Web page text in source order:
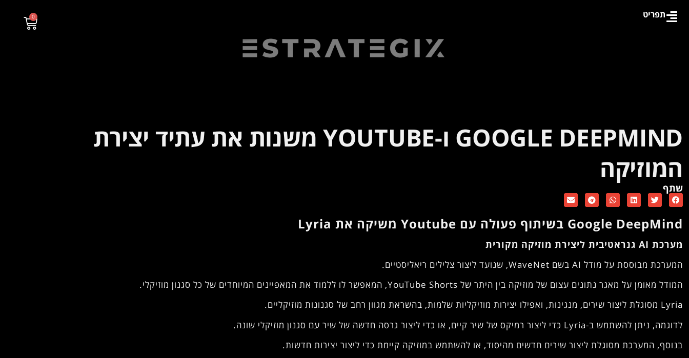
תפריט 0
GOOGLE DEEPMIND ו-YOUTUBE משנות את עתיד יצירת
המוזיקה
שתף
Google DeepMind בשיתוף פעולה עם Youtube משיקה את Lyria
מערכת AI גנראטיבית ליצירת מוזיקה מקורית
המערכת מבוססת על מודל AI בשם WaveNet, שנועד ליצור צלילים ריאליסטיים.
המודל מאומן על מאגר נתונים עצום של מוזיקה בין היתר של YouTube Shorts, המאפשר לו ללמוד את המאפיינים המיוחדים של כל סגנון מוזיקלי.
Lyria מסוגלת ליצור שירים, מנגינות, ואפילו יצירות מוזיקליות שלמות, בהשראת מגוון רחב של סגנונות מוזיקליים.
לדוגמה, ניתן להשתמש ב-Lyria כדי ליצור רמיקס של שיר קיים, או כדי ליצור גרסה חדשה של שיר עם סגנון מוזיקלי שונה.
בנוסף, המערכת מסוגלת ליצור שירים חדשים מהיסוד, או להשתמש במוזיקה קיימת כדי ליצור יצירות חדשות.